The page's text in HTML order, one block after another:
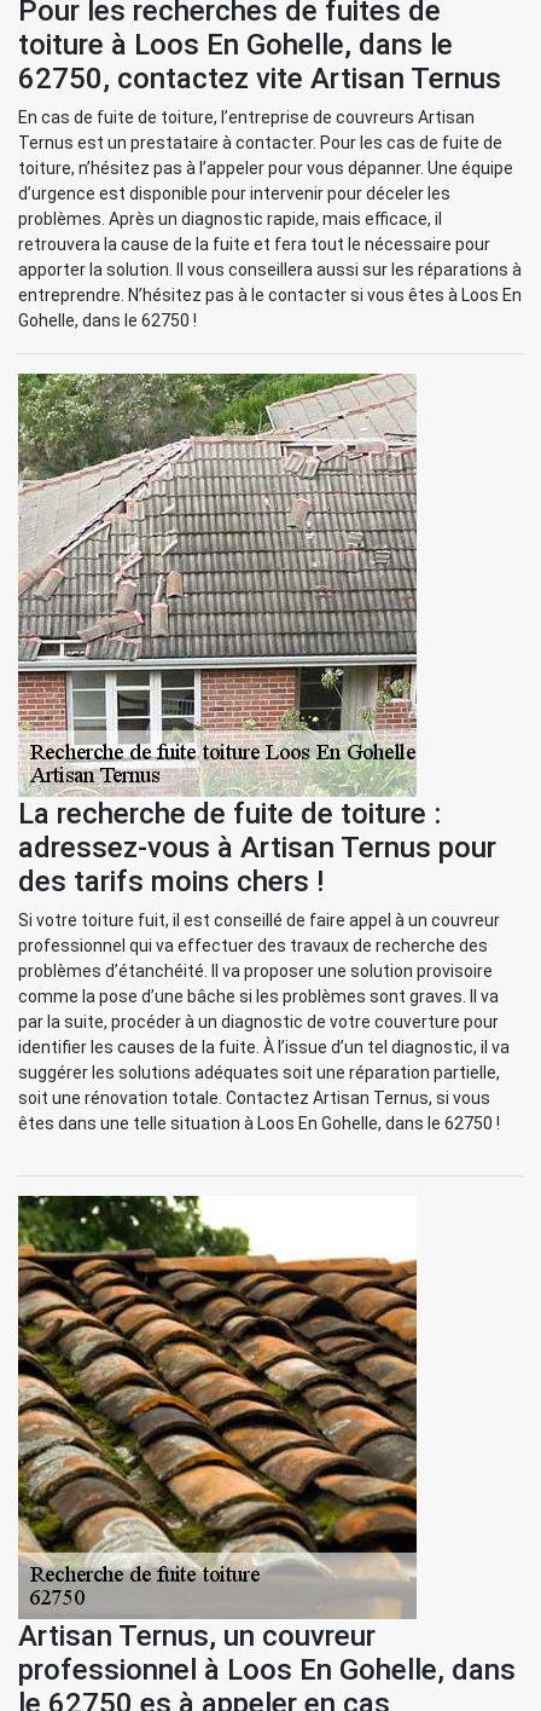
Pour les recherches de fuites de
toiture à Loos En Gohelle, dans le
62750, contactez vite Artisan Ternus
En cas de fuite de toiture, l’entreprise de couvreurs Artisan
Ternus est un prestataire à contacter. Pour les cas de fuite de
toiture, n’hésitez pas à l’appeler pour vous dépanner. Une équipe
d’urgence est disponible pour intervenir pour déceler les
problèmes. Après un diagnostic rapide, mais efficace, il
retrouvera la cause de la fuite et fera tout le nécessaire pour
apporter la solution. Il vous conseillera aussi sur les réparations à
entreprendre. N’hésitez pas à le contacter si vous êtes à Loos En
Gohelle, dans le 62750 !
La recherche de fuite de toiture :
adressez-vous à Artisan Ternus pour
des tarifs moins chers !
Si votre toiture fuit, il est conseillé de faire appel à un couvreur
professionnel qui va effectuer des travaux de recherche des
problèmes d’étanchéité. Il va proposer une solution provisoire
comme la pose d’une bâche si les problèmes sont graves. Il va
par la suite, procéder à un diagnostic de votre couverture pour
identifier les causes de la fuite. À l’issue d’un tel diagnostic, il va
suggérer les solutions adéquates soit une réparation partielle,
soit une rénovation totale. Contactez Artisan Ternus, si vous
êtes dans une telle situation à Loos En Gohelle, dans le 62750 !
Artisan Ternus, un couvreur
professionnel à Loos En Gohelle, dans
le 62750 es à appeler en cas